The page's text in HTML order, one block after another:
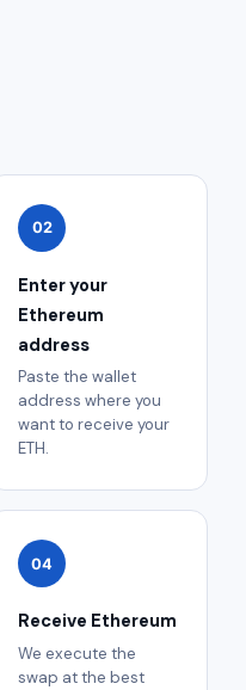
02
Enter your
Ethereum
address
Paste the wallet
address where you
want to receive your
ETH.
04
Receive Ethereum
We execute the
swap at the best